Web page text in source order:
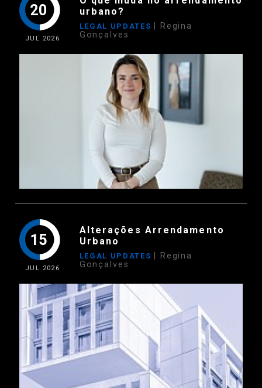
20
JUL 2026
urbano?
LEGAL UPDATES
| Regina
Gonçalves
15
JUL 2026
Alterações Arrendamento
Urbano
LEGAL UPDATES
| Regina
Gonçalves